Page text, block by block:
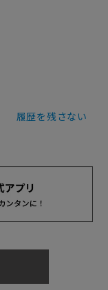
履歴を残さない